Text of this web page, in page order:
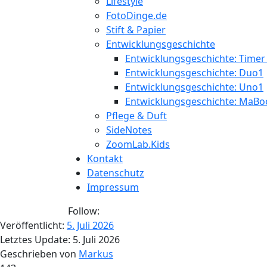
FotoDinge.de
Stift & Papier
Entwicklungsgeschichte
Entwicklungsgeschichte: Timer
Entwicklungsgeschichte: Duo1
Entwicklungsgeschichte: Uno1
Entwicklungsgeschichte:
Pflege & Duft
SideNotes
ZoomLab.Kids
Kontakt
Datenschutz
Impressum
Follow:
Veröffentlicht: 5. Juli 2026
Letztes Update: 5. Juli 2026
Geschrieben von Markus